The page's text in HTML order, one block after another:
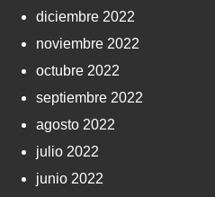
diciembre 2022
noviembre 2022
octubre 2022
septiembre 2022
agosto 2022
julio 2022
junio 2022